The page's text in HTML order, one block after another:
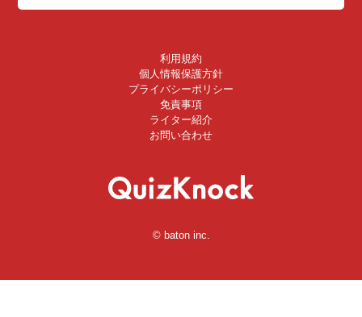
利用規約
個人情報保護方針
プライバシーポリシー
免責事項
ライター紹介
お問い合わせ
© baton inc.